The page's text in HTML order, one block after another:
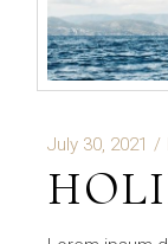
July 30, 2021